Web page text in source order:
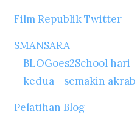
Film Republik Twitter
SMANSARA
BLOGoes2School hari
kedua - semakin akrab
Pelatihan Blog